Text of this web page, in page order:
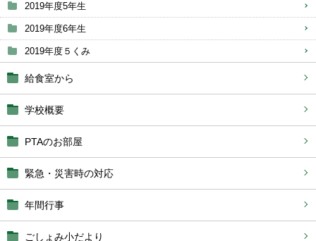
2019年度5年生
2019年度6年生
2019年度５くみ
給食室から
学校概要
PTAのお部屋
緊急・災害時の対応
年間行事
ごしょみ小だより